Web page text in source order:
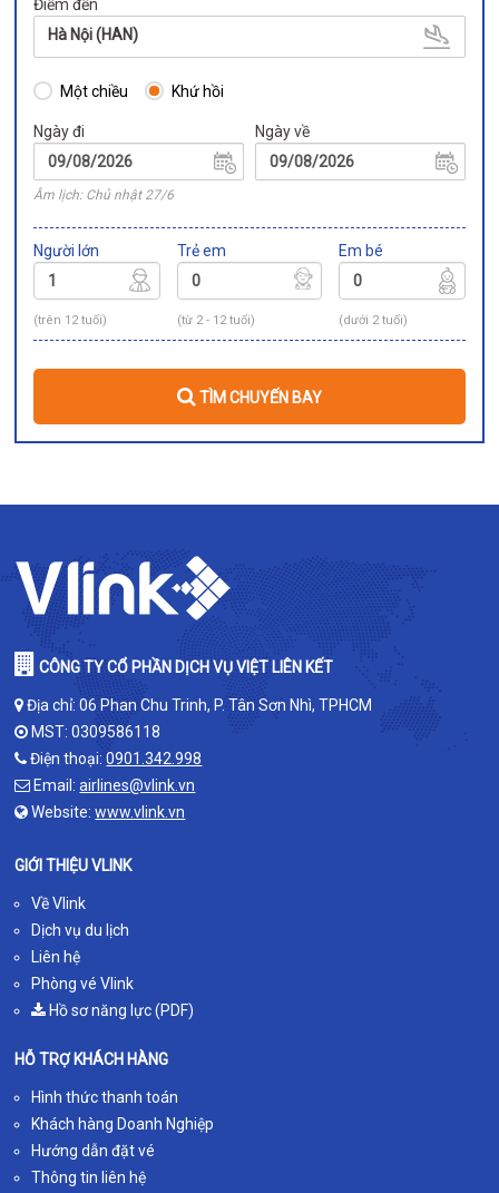
Điểm đến
Hà Nội (HAN)
Một chiều Khứ hồi
Ngày đi
Âm lịch: Chủ nhật 27/6
Ngày về
Người lớn
(trên 12 tuổi)
Trẻ em
(từ 2 - 12 tuổi)
Em bé
(dưới 2 tuổi)
TÌM CHUYẾN BAY
CÔNG TY CỔ PHẦN DỊCH VỤ VIỆT LIÊN KẾT
Địa chỉ: 06 Phan Chu Trinh, P. Tân Sơn Nhì, TPHCM
MST: 0309586118
Điện thoại:0901.342.998
Email:airlines@vlink.vn
Website:www.vlink.vn
GIỚI THIỆU VLINK
Về Vlink
Dịch vụ du lịch
Liên hệ
Phòng vé Vlink
Hồ sơ năng lực (PDF)
HỖ TRỢ KHÁCH HÀNG
Hình thức thanh toán
Khách hàng Doanh Nghiệp
Hướng dẫn đặt vé
Thông tin liên hệ